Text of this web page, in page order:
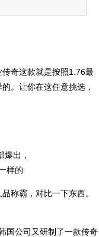
奇这款就是按照1.76最
。让你在这任意挑选，
爆出，
样的
称霸，对比一下东西。
国公司又研制了一款传奇